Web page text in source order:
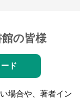
の皆様
ド
場合や、著者イン